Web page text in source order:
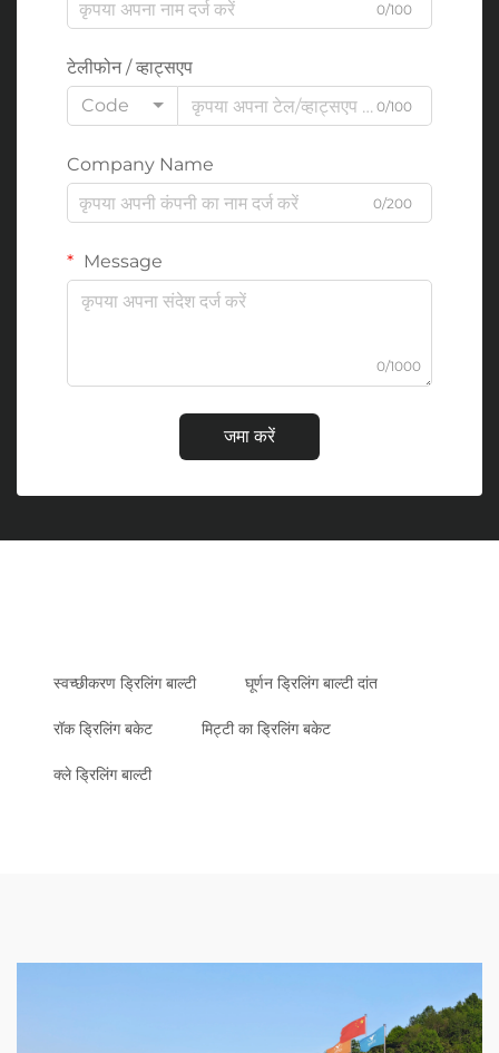
0/100
टेलीफोन / व्हाट्सएप
Code
0/100
Company Name
0/200
Message
0/1000
जमा करें
स्वच्छीकरण ड्रिलिंग बाल्टी घूर्णन ड्रिलिंग बाल्टी दांत
रॉक ड्रिलिंग बकेट मिट्टी का ड्रिलिंग बकेट
क्ले ड्रिलिंग बाल्टी